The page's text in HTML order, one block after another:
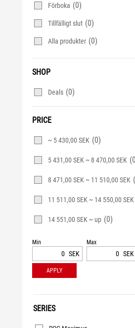
Förboka (0)
Tillfälligt slut (0)
Alla produkter (0)
SHOP
Deals (0)
PRICE
~ 5 430,00 SEK (0)
5 431,00 SEK ~ 8 470,00 SEK
8 471,00 SEK ~ 11 510,00 SEK
11 511,00 SEK ~ 14 550,00 SEK
14 551,00 SEK ~ up (0)
Min
SEK
Max
SEK
APPLY
SERIES
Series